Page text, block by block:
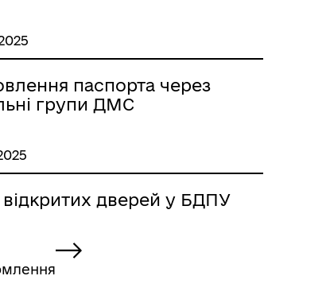
паспорта через
групи ДМС
дверей у БДПУ